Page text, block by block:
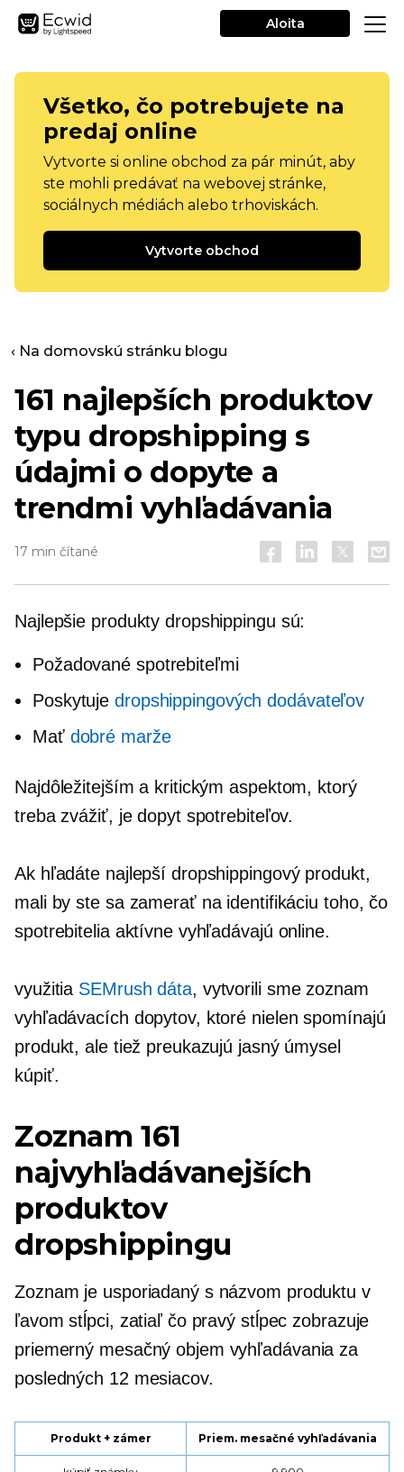
Aloita
Všetko, čo potrebujete na
predaj online
Vytvorte si online obchod za pár minút, aby
ste mohli predávať na webovej stránke,
sociálnych médiách alebo trhoviskách.
Vytvorte obchod
‹ Na domovskú stránku blogu
161 najlepších produktov
typu dropshipping s
údajmi o dopyte a
trendmi vyhľadávania
17 min čítané
Najlepšie produkty dropshippingu sú:
Požadované spotrebiteľmi
Poskytujedropshippingových dodávateľov
Mať dobré marže
Najdôležitejším a kritickým aspektom, ktorý
treba zvážiť, je dopyt spotrebiteľov.
Ak hľadáte najlepší dropshippingový produkt,
mali by ste sa zamerať na identifikáciu toho, čo
spotrebitelia aktívne vyhľadávajú online.
využitia SEMrush dáta, vytvorili sme zoznam
vyhľadávacích dopytov, ktoré nielen spomínajú
produkt, ale tiež preukazujú jasný úmysel
kúpiť.
Zoznam 161
najvyhľadávanejších
produktov
dropshippingu
Zoznam je usporiadaný s názvom produktu v
ľavom stĺpci, zatiaľ čo pravý stĺpec zobrazuje
priemerný mesačný objem vyhľadávania za
posledných 12 mesiacov.
Produkt + zámer Priem. mesačné vyhľadávania